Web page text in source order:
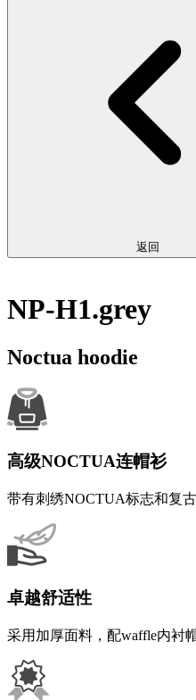
返回
NP-H1.grey
Noctua hoodie
高级NOCTUA连帽衫
带有刺绣NOCTUA标志和复
卓越舒适性
采用加厚面料，配waffle内衬